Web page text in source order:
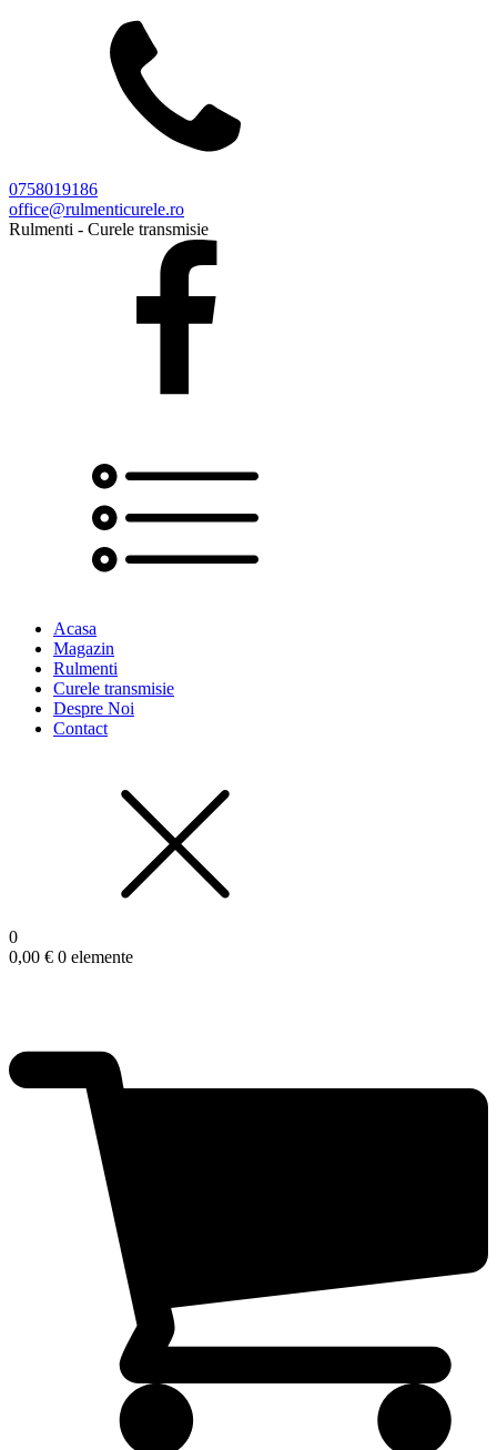
0758019186
office@rulmenticurele.ro
Rulmenti - Curele transmisie
Acasa
Magazin
Rulmenti
Curele transmisie
Despre Noi
Contact
0
0,00 € 0 elemente